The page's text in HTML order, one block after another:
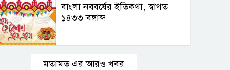
বাংলা নববর্ষের ইতিকথা, স্বাগত
১৪৩৩ বঙ্গাব্দ
মতামত এর আরও খবর